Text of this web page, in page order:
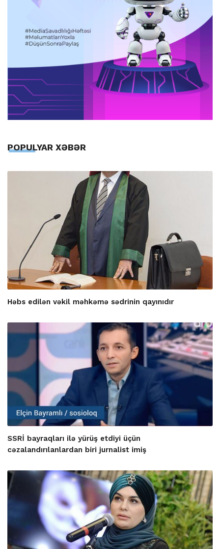
POPULYAR XƏBƏR
Həbs edilən vəkil məhkəmə sədrinin qayınıdır
SSRİ bayraqları ilə yürüş etdiyi üçün
cəzalandırılanlardan biri jurnalist imiş